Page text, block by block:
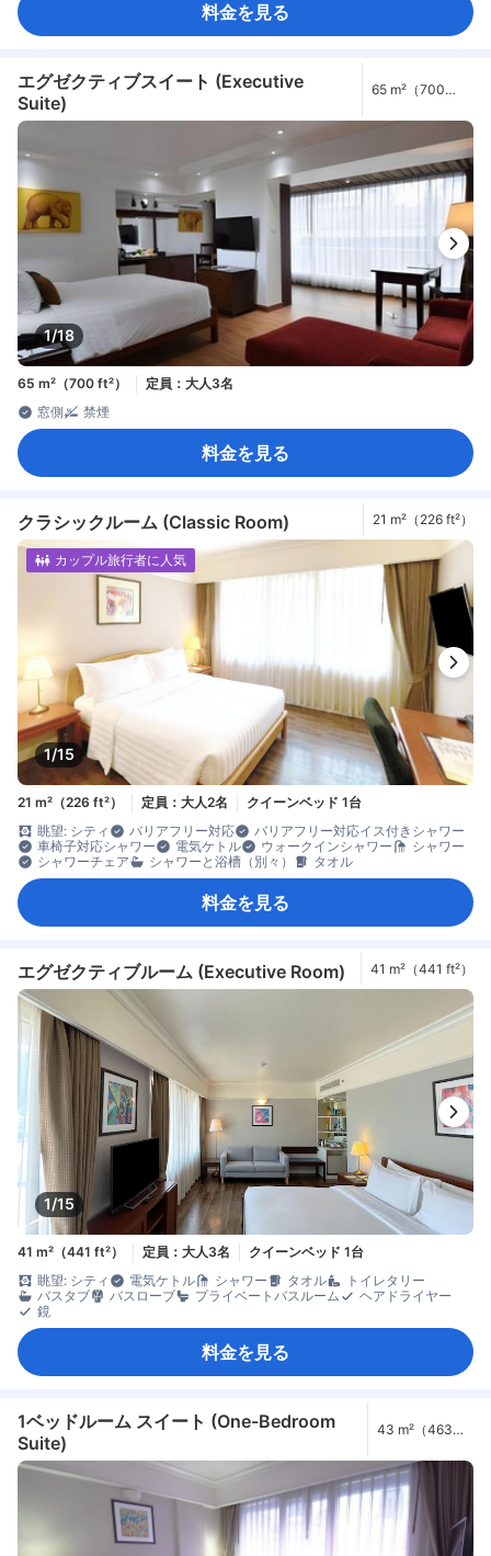
料金を見る
エグゼクティブスイート (Executive
Suite)
65 m²（700
1/18
65 m²（700 ft²）
定員：大人3名
窓側
禁煙
料金を見る
クラシックルーム (Classic Room) 21 m²（226 ft²）
1/15
カップル旅行者に人気
21 m²（226 ft²） 定員：大人2名
クイーンベッド 1台
眺望: シティ
バリアフリー対応
バリアフリー対応イス付きシャワー
車椅子対応シャワー
電気ケトル ウォークインシャワー
シャワー
シャワーチェア
シャワーと浴槽（別々） タオル
料金を見る
エグゼクティブルーム (Executive Room) 41 m²（441 ft²）
1/15
41 m²（441 ft²） 定員：大人3名
クイーンベッド 1台
眺望: シティ
電気ケトル シャワー タオル
トイレタリー
バスタブ
バスローブ プライベートバスルーム
ヘアドライヤー
鏡
料金を見る
1ベッドルーム スイート (One-Bedroom
Suite)
43 m²（463